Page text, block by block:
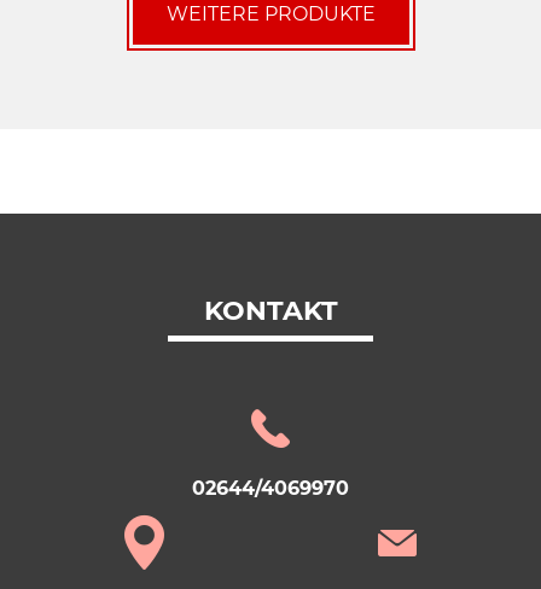
WEITERE PRODUKTE
KONTAKT
02644/4069970